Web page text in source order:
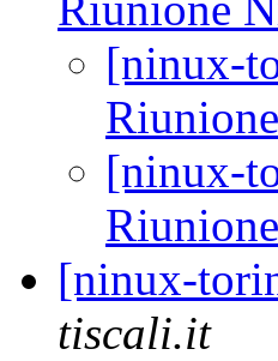
[ninux-
[ninux-
[ninux-
tiscali.it